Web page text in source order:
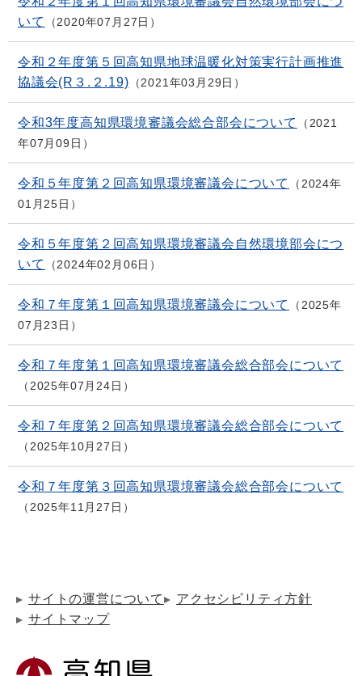
いて
2020年07月27日
令和２年度第５回高知県地球温暖化対策実行計画推進
協議会(R３.２.19)
2021年03月29日
令和3年度高知県環境審議会総合部会について
2021
年07月09日
令和５年度第２回高知県環境審議会について
2024年
01月25日
令和５年度第２回高知県環境審議会自然環境部会につ
いて
2024年02月06日
令和７年度第１回高知県環境審議会について
2025年
07月23日
令和７年度第１回高知県環境審議会総合部会について
2025年07月24日
令和７年度第２回高知県環境審議会総合部会について
2025年10月27日
令和７年度第３回高知県環境審議会総合部会について
2025年11月27日
サイトの運営について
アクセシビリティ方針
サイトマップ